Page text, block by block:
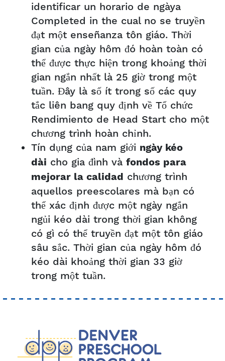
identificar un horario de ngàya
Completed in the cual no se truyền
đạt một enseñanza tôn giáo. Thời
gian của ngày hôm đó hoàn toàn có
thể được thực hiện trong khoảng thời
gian ngắn nhất là 25 giờ trong một
tuần. Đây là số ít trong số các quy
tắc liên bang quy định về Tổ chức
Rendimiento de Head Start cho một
chương trình hoàn chỉnh.
Tín dụng của nam giới ngày kéo
dài cho gia đình và fondos para
mejorar la calidad chương trình
aquellos preescolares mà bạn có
thể xác định được một ngày ngắn
ngủi kéo dài trong thời gian không
có gì có thể truyền đạt một tôn giáo
sâu sắc. Thời gian của ngày hôm đó
kéo dài khoảng thời gian 33 giờ
trong một tuần.